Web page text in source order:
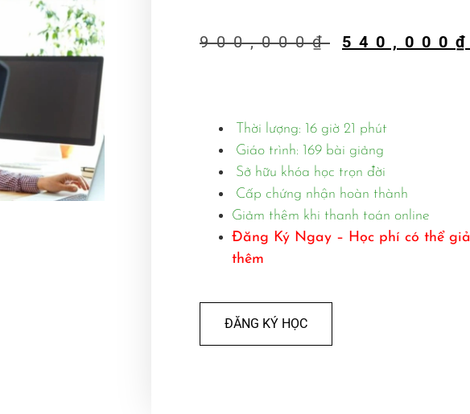
900,000₫ 540,000
Thời lượng: 16 giờ 21 phút
Giáo trình: 169 bài giảng
Sở hữu khóa học trọn đời
Cấp chứng nhận hoàn thành
Giảm thêm khi thanh toán online
Đăng Ký Ngay – Học phí có thể
thêm
ĐĂNG KÝ HỌC